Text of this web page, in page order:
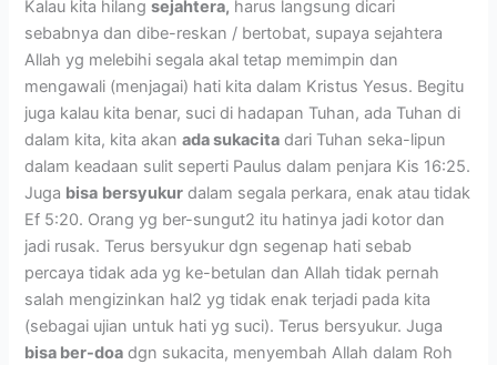
Kalau kita hilangsejahtera, harus langsung dicari
sebabnya dan dibe-reskan / bertobat, supaya sejahtera
Allah yg melebihi segala akal tetap memimpin dan
mengawali (menjagai) hati kita dalam Kristus Yesus. Begitu
juga kalau kita benar, suci di hadapan Tuhan, ada Tuhan di
dalam kita, kita akanada sukacita dari Tuhan seka-lipun
dalam keadaan sulit seperti Paulus dalam penjara Kis 16:25.
Juga bisa bersyukur dalam segala perkara, enak atau tidak
Ef 5:20. Orang yg ber-sungut2 itu hatinya jadi kotor dan
jadi rusak. Terus bersyukur dgn segenap hati sebab
percaya tidak ada yg ke-betulan dan Allah tidak pernah
salah mengizinkan hal2 yg tidak enak terjadi pada kita
(sebagai ujian untuk hati yg suci). Terus bersyukur. Juga
bisa ber-doa dgn sukacita, menyembah Allah dalam Roh